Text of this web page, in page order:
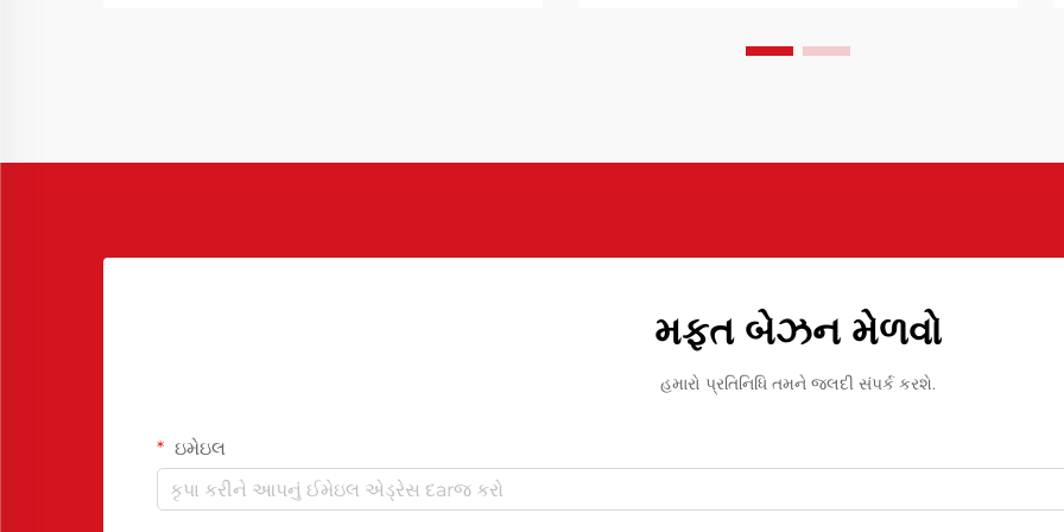
પ્રભાવિત કરે છે. આમાં ચીનીઓ પણ સામેલ
મફત બેઝન મેળવો
હમારો પ્રતિનિધિ તમને જલદી સંપર્ક કરશે.
ઇમેઇલ